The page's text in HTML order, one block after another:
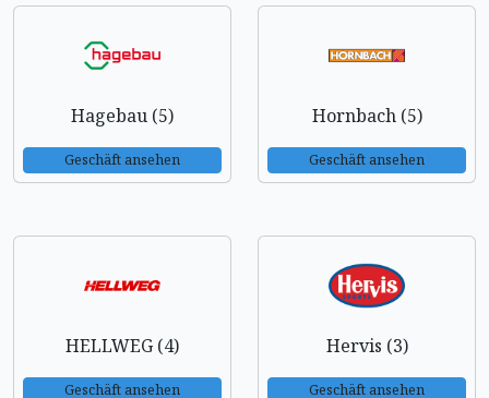
Hagebau (5)
Geschäft ansehen
Hornbach (5)
Geschäft ansehen
HELLWEG (4)
Geschäft ansehen
Hervis (3)
Geschäft ansehen